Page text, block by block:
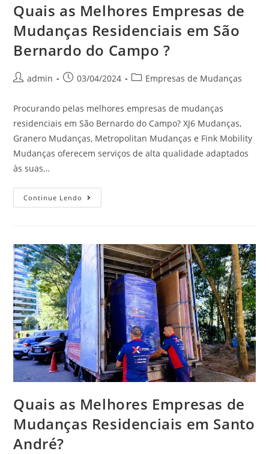
Quais as Melhores Empresas de
Mudanças Residenciais em São
Bernardo do Campo ?
admin 03/04/2024 Empresas de Mudanças
Procurando pelas melhores empresas de mudanças
residenciais em São Bernardo do Campo? XJ6 Mudanças,
Granero Mudanças, Metropolitan Mudanças e Fink Mobility
Mudanças oferecem serviços de alta qualidade adaptados
às suas…
Continue Lendo
Quais as Melhores Empresas de
Mudanças Residenciais em Santo
André?